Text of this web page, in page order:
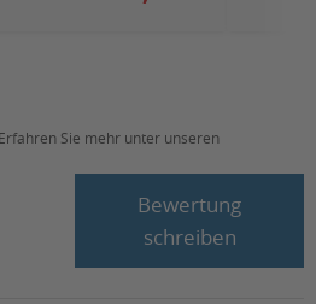
Sie mehr unter unseren
Bewertung
schreiben